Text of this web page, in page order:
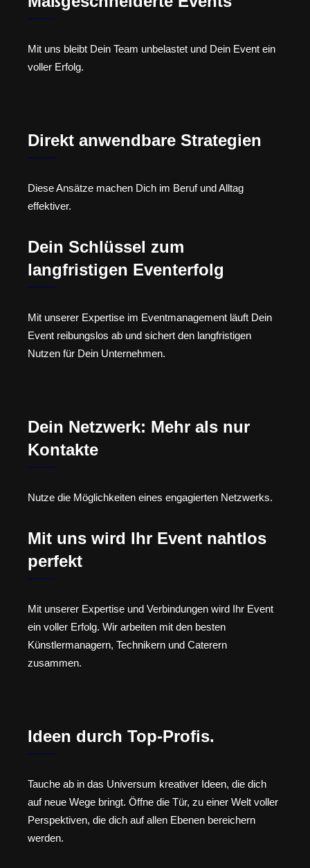
Mit uns bleibt Dein Team unbelastet und Dein Event ein
voller Erfolg.
Direkt anwendbare Strategien
Diese Ansätze machen Dich im Beruf und Alltag
effektiver.
Dein Schlüssel zum
langfristigen Eventerfolg
Mit unserer Expertise im Eventmanagement läuft Dein
Event reibungslos ab und sichert den langfristigen
Nutzen für Dein Unternehmen.
Dein Netzwerk: Mehr als nur
Kontakte
Nutze die Möglichkeiten eines engagierten Netzwerks.
Mit uns wird Ihr Event nahtlos
perfekt
Mit unserer Expertise und Verbindungen wird Ihr Event
ein voller Erfolg. Wir arbeiten mit den besten
Künstlermanagern, Technikern und Caterern
zusammen.
Ideen durch Top-Profis.
Tauche ab in das Universum kreativer Ideen, die dich
auf neue Wege bringt. Öffne die Tür, zu einer Welt voller
Perspektiven, die dich auf allen Ebenen bereichern
werden.